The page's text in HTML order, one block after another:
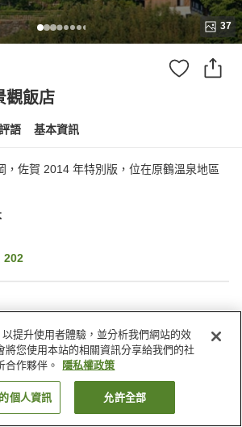
37
觀飯店
語 基本資訊
，佐賀 2014 年特別版，位在原鶴溫泉地區
202
三溫暖
餐廳
找客房
提升使用者體驗，並分析我們網站的效
將您使用本站的相關資訊分享給我們的社
合作夥伴。
隱私權政策
個人資訊 允許全部